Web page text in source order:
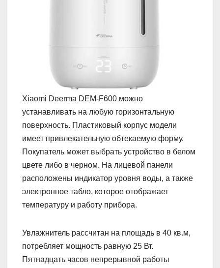
Xiaomi Deerma DEM-F600 можно
устанавливать на любую горизонтальную
поверхность. Пластиковый корпус модели
имеет привлекательную обтекаемую форму.
Покупатель может выбрать устройство в белом
цвете либо в черном. На лицевой панели
расположены индикатор уровня воды, а также
электронное табло, которое отображает
температуру и работу прибора.
Увлажнитель рассчитан на площадь в 40 кв.м,
потребляет мощность равную 25 Вт.
Пятнадцать часов непрерывной работы